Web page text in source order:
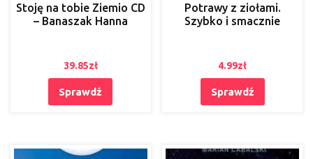
Stoję na tobie Ziemio CD
– Banaszak Hanna
39.85zł
Sprawdź
Potrawy z ziołami.
Szybko i smacznie
4.99zł
Sprawdź